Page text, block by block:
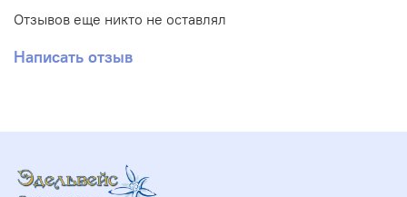
Отзывов еще никто не оставлял
Написать отзыв